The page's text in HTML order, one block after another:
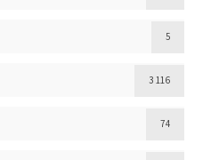
5
3 116
74